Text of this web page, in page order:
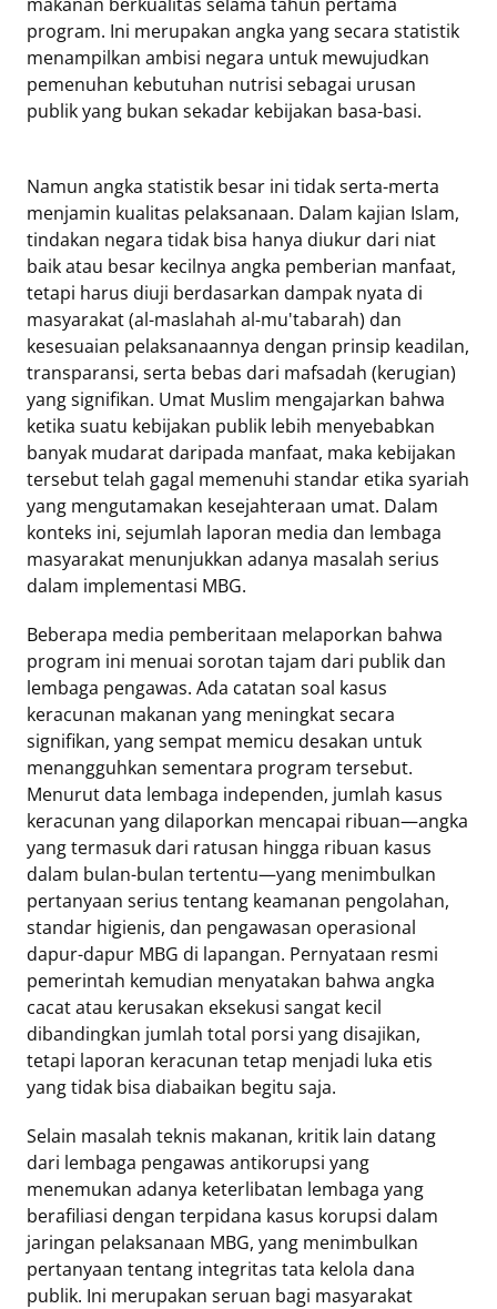
program. Ini merupakan angka yang secara statistik
menampilkan ambisi negara untuk mewujudkan
pemenuhan kebutuhan nutrisi sebagai urusan
publik yang bukan sekadar kebijakan basa-basi.
Namun angka statistik besar ini tidak serta-merta
menjamin kualitas pelaksanaan. Dalam kajian Islam,
tindakan negara tidak bisa hanya diukur dari niat
baik atau besar kecilnya angka pemberian manfaat,
tetapi harus diuji berdasarkan dampak nyata di
masyarakat (al-maslahah al-mu'tabarah) dan
kesesuaian pelaksanaannya dengan prinsip keadilan,
transparansi, serta bebas dari mafsadah (kerugian)
yang signifikan. Umat Muslim mengajarkan bahwa
ketika suatu kebijakan publik lebih menyebabkan
banyak mudarat daripada manfaat, maka kebijakan
tersebut telah gagal memenuhi standar etika syariah
yang mengutamakan kesejahteraan umat. Dalam
konteks ini, sejumlah laporan media dan lembaga
masyarakat menunjukkan adanya masalah serius
dalam implementasi MBG.
Beberapa media pemberitaan melaporkan bahwa
program ini menuai sorotan tajam dari publik dan
lembaga pengawas. Ada catatan soal kasus
keracunan makanan yang meningkat secara
signifikan, yang sempat memicu desakan untuk
menangguhkan sementara program tersebut.
Menurut data lembaga independen, jumlah kasus
keracunan yang dilaporkan mencapai ribuan—angka
yang termasuk dari ratusan hingga ribuan kasus
dalam bulan-bulan tertentu—yang menimbulkan
pertanyaan serius tentang keamanan pengolahan,
standar higienis, dan pengawasan operasional
dapur-dapur MBG di lapangan. Pernyataan resmi
pemerintah kemudian menyatakan bahwa angka
cacat atau kerusakan eksekusi sangat kecil
dibandingkan jumlah total porsi yang disajikan,
tetapi laporan keracunan tetap menjadi luka etis
yang tidak bisa diabaikan begitu saja.
Selain masalah teknis makanan, kritik lain datang
dari lembaga pengawas antikorupsi yang
menemukan adanya keterlibatan lembaga yang
berafiliasi dengan terpidana kasus korupsi dalam
jaringan pelaksanaan MBG, yang menimbulkan
pertanyaan tentang integritas tata kelola dana
publik. Ini merupakan seruan bagi masyarakat